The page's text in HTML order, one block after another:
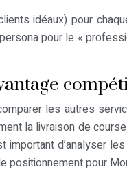
idéaux) pour
pour le «
les autres
la livraison de
d’analyser
positionnement pour